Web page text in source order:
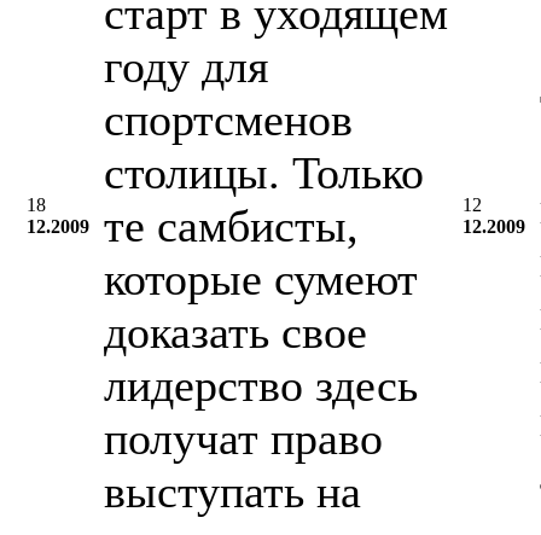
18
12.2009
старт в уходящем
году для
спортсменов
столицы. Только
те самбисты,
которые сумеют
доказать свое
лидерство здесь
получат право
выступать на
12
12.2009